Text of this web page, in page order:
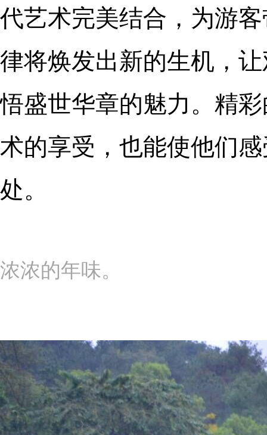
代艺术完美结合，为游
律将焕发出新的生机，
悟盛世华章的魅力。精
术的享受，也能使他们
处。
浓浓的年味。